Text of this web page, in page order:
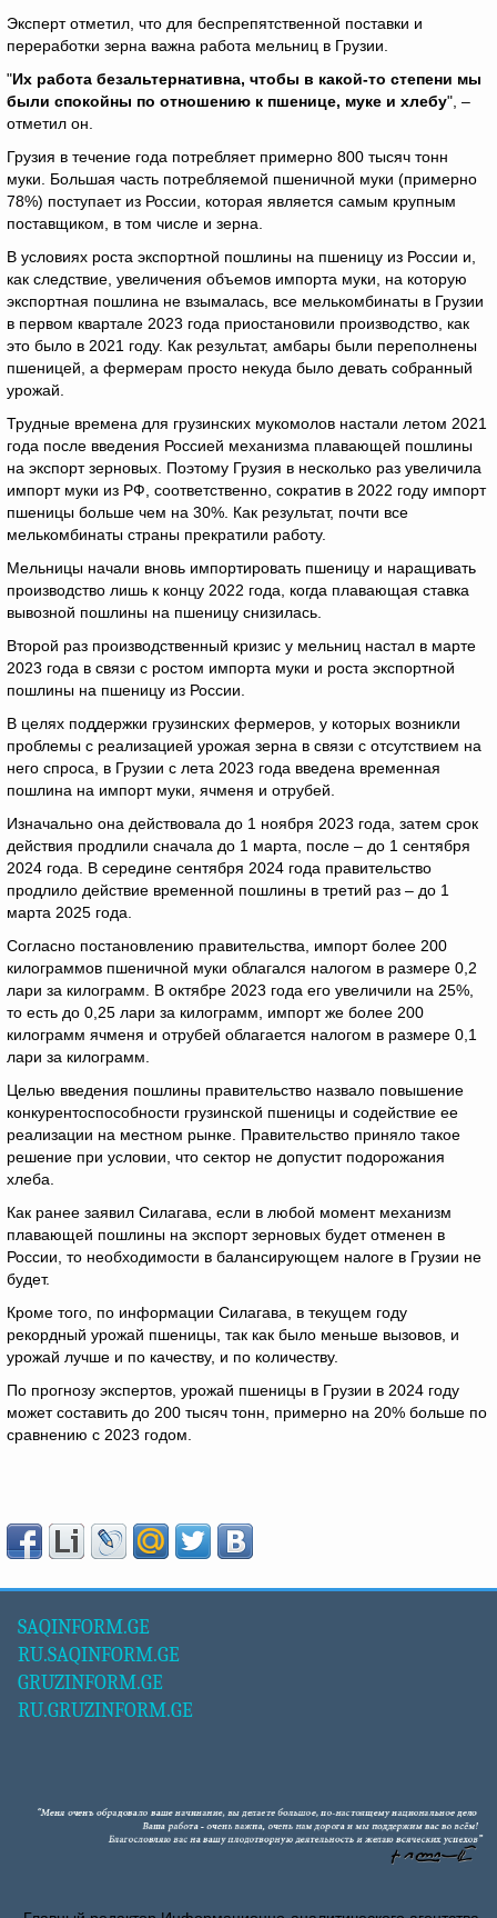
Эксперт отметил, что для беспрепятственной поставки и
переработки зерна важна работа мельниц в Грузии.
"Их работа безальтернативна, чтобы в какой-то степени мы
были спокойны по отношению к пшенице, муке и хлебу", –
отметил он.
Грузия в течение года потребляет примерно 800 тысяч тонн
муки. Большая часть потребляемой пшеничной муки (примерно
78%) поступает из России, которая является самым крупным
поставщиком, в том числе и зерна.
В условиях роста экспортной пошлины на пшеницу из России и,
как следствие, увеличения объемов импорта муки, на которую
экспортная пошлина не взымалась, все мелькомбинаты в Грузии
в первом квартале 2023 года приостановили производство, как
это было в 2021 году. Как результат, амбары были переполнены
пшеницей, а фермерам просто некуда было девать собранный
урожай.
Трудные времена для грузинских мукомолов настали летом 2021
года после введения Россией механизма плавающей пошлины
на экспорт зерновых. Поэтому Грузия в несколько раз увеличила
импорт муки из РФ, соответственно, сократив в 2022 году импорт
пшеницы больше чем на 30%. Как результат, почти все
мелькомбинаты страны прекратили работу.
Мельницы начали вновь импортировать пшеницу и наращивать
производство лишь к концу 2022 года, когда плавающая ставка
вывозной пошлины на пшеницу снизилась.
Второй раз производственный кризис у мельниц настал в марте
2023 года в связи с ростом импорта муки и роста экспортной
пошлины на пшеницу из России.
В целях поддержки грузинских фермеров, у которых возникли
проблемы с реализацией урожая зерна в связи с отсутствием на
него спроса, в Грузии с лета 2023 года введена временная
пошлина на импорт муки, ячменя и отрубей.
Изначально она действовала до 1 ноября 2023 года, затем срок
действия продлили сначала до 1 марта, после – до 1 сентября
2024 года. В середине сентября 2024 года правительство
продлило действие временной пошлины в третий раз – до 1
марта 2025 года.
Согласно постановлению правительства, импорт более 200
килограммов пшеничной муки облагался налогом в размере 0,2
лари за килограмм. В октябре 2023 года его увеличили на 25%,
то есть до 0,25 лари за килограмм, импорт же более 200
килограмм ячменя и отрубей облагается налогом в размере 0,1
лари за килограмм.
Целью введения пошлины правительство назвало повышение
конкурентоспособности грузинской пшеницы и содействие ее
реализации на местном рынке. Правительство приняло такое
решение при условии, что сектор не допустит подорожания
хлеба.
Как ранее заявил Силагава, если в любой момент механизм
плавающей пошлины на экспорт зерновых будет отменен в
России, то необходимости в балансирующем налоге в Грузии не
будет.
Кроме того, по информации Силагава, в текущем году
рекордный урожай пшеницы, так как было меньше вызовов, и
урожай лучше и по качеству, и по количеству.
По прогнозу экспертов, урожай пшеницы в Грузии в 2024 году
может составить до 200 тысяч тонн, примерно на 20% больше по
сравнению с 2023 годом.
SAQINFORM.GE
RU.SAQINFORM.GE
GRUZINFORM.GE
RU.GRUZINFORM.GE